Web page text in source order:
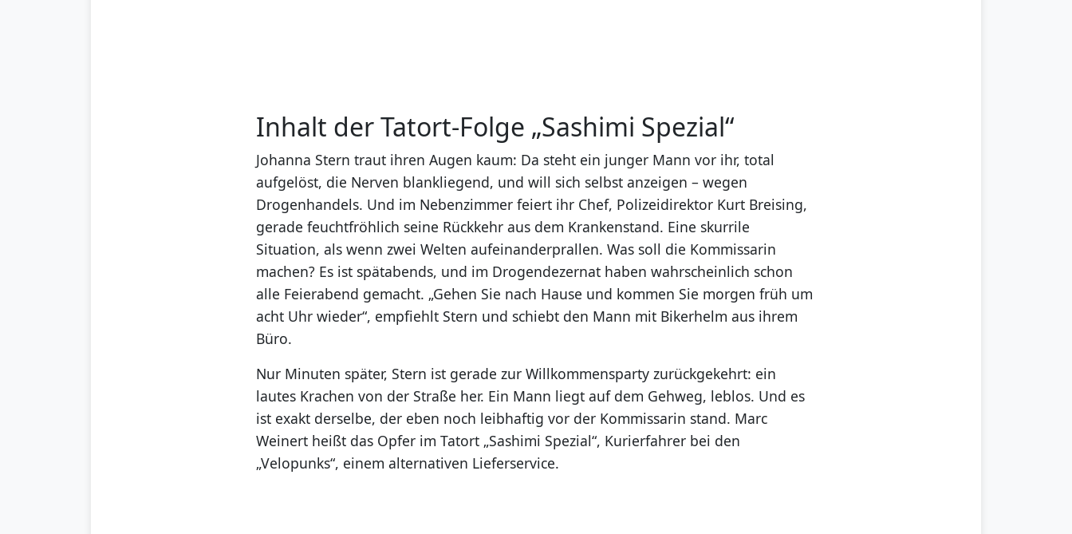
Inhalt der Tatort-Folge „Sashimi Spezial“
Johanna Stern traut ihren Augen kaum: Da steht ein junger Mann vor ihr, total
aufgelöst, die Nerven blankliegend, und will sich selbst anzeigen – wegen
Drogenhandels. Und im Nebenzimmer feiert ihr Chef, Polizeidirektor Kurt Breising,
gerade feuchtfröhlich seine Rückkehr aus dem Krankenstand. Eine skurrile
Situation, als wenn zwei Welten aufeinanderprallen. Was soll die Kommissarin
machen? Es ist spätabends, und im Drogendezernat haben wahrscheinlich schon
alle Feierabend gemacht. „Gehen Sie nach Hause und kommen Sie morgen früh um
acht Uhr wieder“, empfiehlt Stern und schiebt den Mann mit Bikerhelm aus ihrem
Büro.
Nur Minuten später, Stern ist gerade zur Willkommensparty zurückgekehrt: ein
lautes Krachen von der Straße her. Ein Mann liegt auf dem Gehweg, leblos. Und es
ist exakt derselbe, der eben noch leibhaftig vor der Kommissarin stand. Marc
Weinert heißt das Opfer im Tatort „Sashimi Spezial“, Kurierfahrer bei den
„Velopunks“, einem alternativen Lieferservice.